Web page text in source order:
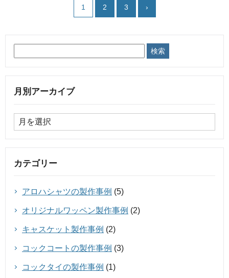
1 2 3 ›
月別アーカイブ
カテゴリー
アロハシャツの製作事例 (5)
オリジナルワッペン製作事例 (2)
キャスケット製作事例 (2)
コックコートの製作事例 (3)
コックタイの製作事例 (1)